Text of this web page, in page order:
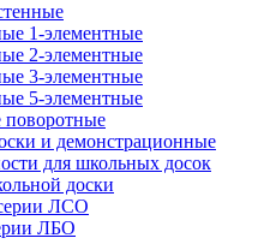
1-элементные
2-элементные
3-элементные
5-элементные
и демонстрационные
для школьных досок
доски
ЛСО
ЛБО